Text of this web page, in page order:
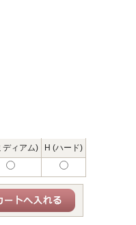
ディアム) H (ハード)